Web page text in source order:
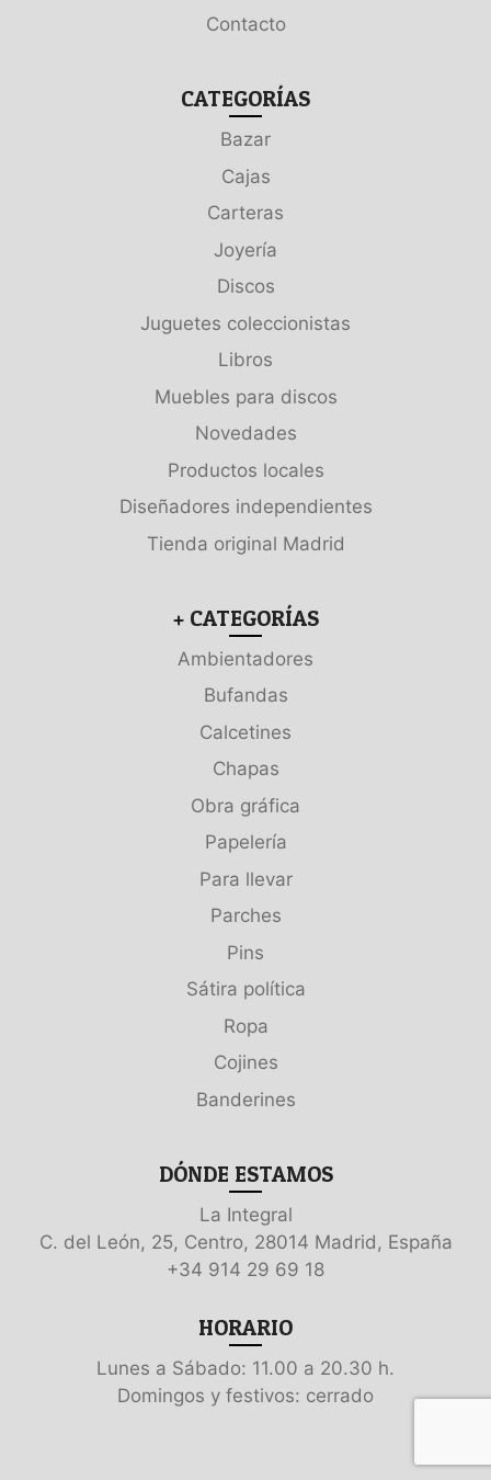
Contacto
CATEGORÍAS
Bazar
Cajas
Carteras
Joyería
Discos
Juguetes coleccionistas
Libros
Muebles para discos
Novedades
Productos locales
Diseñadores independientes
Tienda original Madrid
+ CATEGORÍAS
Ambientadores
Bufandas
Calcetines
Chapas
Obra gráfica
Papelería
Para llevar
Parches
Pins
Sátira política
Ropa
Cojines
Banderines
DÓNDE ESTAMOS
La Integral
C. del León, 25, Centro, 28014 Madrid, España
+34 914 29 69 18
HORARIO
Lunes a Sábado: 11.00 a 20.30 h.
Domingos y festivos: cerrado